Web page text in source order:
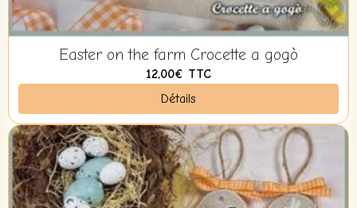
Easter on the farm Crocette a gogò
12,00€ TTC
Détails